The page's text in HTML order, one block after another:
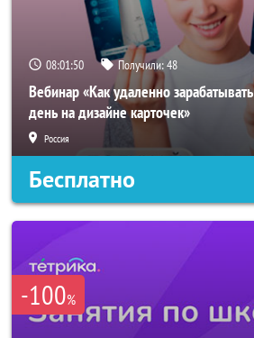
08:01:48 Получили:48
Вебинар «Как удаленно
день на дизайне карточек»
Россия
Бесплатно
-100%